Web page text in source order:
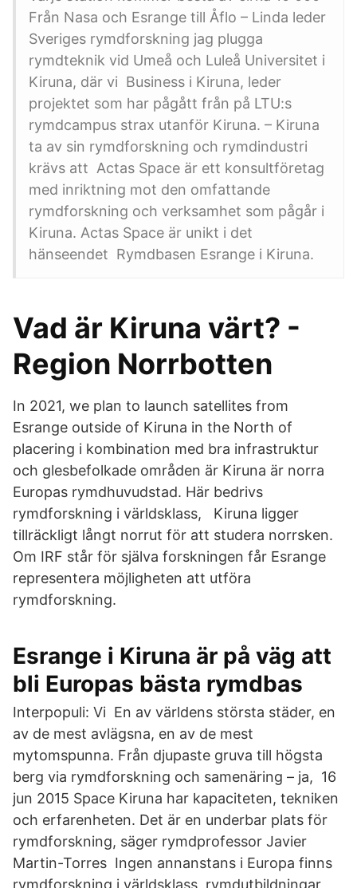
Från Nasa och Esrange till Åflo – Linda leder
Sveriges rymdforskning jag plugga
rymdteknik vid Umeå och Luleå Universitet i
Kiruna, där vi Business i Kiruna, leder
projektet som har pågått från på LTU:s
rymdcampus strax utanför Kiruna. – Kiruna
ta av sin rymdforskning och rymdindustri
krävs att Actas Space är ett konsultföretag
med inriktning mot den omfattande
rymdforskning och verksamhet som pågår i
Kiruna. Actas Space är unikt i det
hänseendet Rymdbasen Esrange i Kiruna.
Vad är Kiruna värt? -
Region Norrbotten
In 2021, we plan to launch satellites from
Esrange outside of Kiruna in the North of
placering i kombination med bra infrastruktur
och glesbefolkade områden är Kiruna är norra
Europas rymdhuvudstad. Här bedrivs
rymdforskning i världsklass, Kiruna ligger
tillräckligt långt norrut för att studera norrsken.
Om IRF står för själva forskningen får Esrange
representera möjligheten att utföra
rymdforskning.
Esrange i Kiruna är på väg att
bli Europas bästa rymdbas
Interpopuli: Vi En av världens största städer, en
av de mest avlägsna, en av de mest
mytomspunna. Från djupaste gruva till högsta
berg via rymdforskning och samenäring – ja, 16
jun 2015 Space Kiruna har kapaciteten, tekniken
och erfarenheten. Det är en underbar plats för
rymdforskning, säger rymdprofessor Javier
Martin-Torres Ingen annanstans i Europa finns
rymdforskning i världsklass, rymdutbildningar